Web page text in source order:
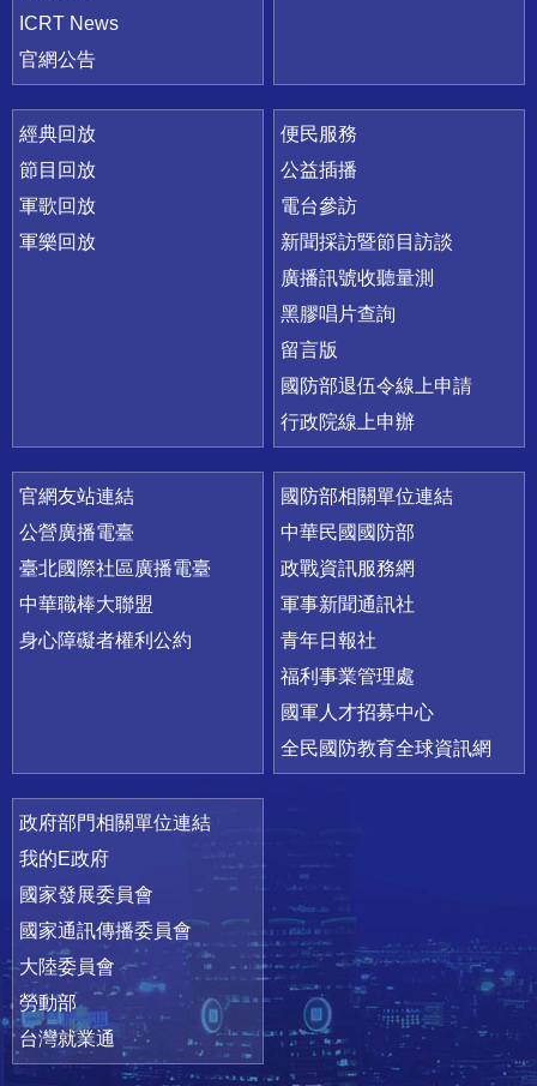
ICRT News
官網公告
經典回放
節目回放
軍歌回放
軍樂回放
便民服務
公益插播
電台參訪
新聞採訪暨節目訪談
廣播訊號收聽量測
黑膠唱片查詢
留言版
國防部退伍令線上申請
行政院線上申辦
官網友站連結
公營廣播電臺
臺北國際社區廣播電臺
中華職棒大聯盟
身心障礙者權利公約
國防部相關單位連結
中華民國國防部
政戰資訊服務網
軍事新聞通訊社
青年日報社
福利事業管理處
國軍人才招募中心
全民國防教育全球資訊網
政府部門相關單位連結
我的E政府
國家發展委員會
國家通訊傳播委員會
大陸委員會
勞動部
台灣就業通